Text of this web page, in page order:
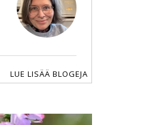
LUE LISÄÄ BLOGEJA